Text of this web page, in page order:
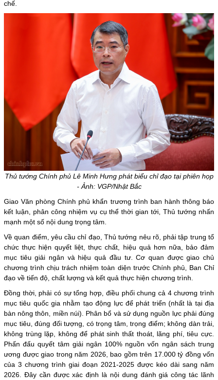
chế.
Thủ tướng Chính phủ Lê Minh Hưng phát biểu chỉ đạo tại phiên họp
- Ảnh: VGP/Nhật Bắc
Giao Văn phòng Chính phủ khẩn trương trình ban hành thông báo
kết luận, phân công nhiệm vụ cụ thể thời gian tới, Thủ tướng nhấn
mạnh một số nội dung trọng tâm.
Về quan điểm, yêu cầu chỉ đạo, Thủ tướng nêu rõ, phải tập trung tổ
chức thực hiện quyết liệt, thực chất, hiệu quả hơn nữa, bảo đảm
mục tiêu giải ngân và hiệu quả đầu tư. Cơ quan được giao chủ
chương trình chịu trách nhiệm toàn diện trước Chính phủ, Ban Chỉ
đạo về tiến độ, chất lượng và kết quả thực hiện chương trình.
Đồng thời, phải có sự tổng hợp, điều phối chung cả 4 chương trình
mục tiêu quốc gia nhằm tạo động lực để phát triển (nhất là tại địa
bàn nông thôn, miền núi). Phân bổ và sử dụng nguồn lực phải đúng
mục tiêu, đúng đối tượng, có trọng tâm, trọng điểm; không dàn trải,
không trùng lặp, không để phát sinh thất thoát, lãng phí, tiêu cực.
Phấn đấu quyết tâm giải ngân 100% nguồn vốn ngân sách trung
ương được giao trong năm 2026, bao gồm trên 17.000 tỷ đồng vốn
của 3 chương trình giai đoạn 2021-2025 được kéo dài sang năm
2026. Đây cần được xác định là nội dung đánh giá công tác lãnh